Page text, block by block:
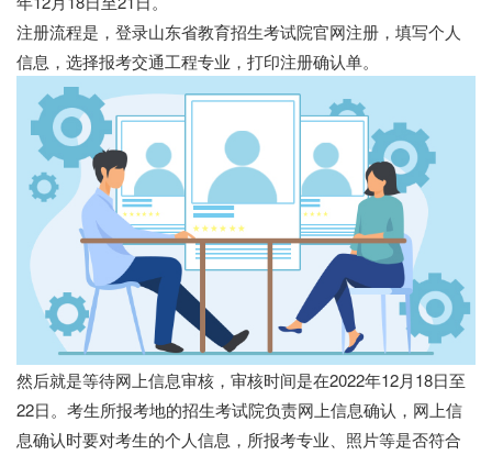
注册流程是，登录山东省教育招生考试院官网注册，填写个人
信息，选择报考交通工程专业，打印注册确认单。
然后就是等待网上信息审核，审核时间是在2022年12月18日至
22日。考生所报考地的招生考试院负责网上信息确认，网上信
息确认时要对考生的个人信息，所报考专业、照片等是否符合